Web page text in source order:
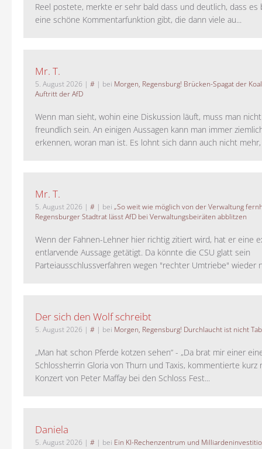
Reel postete, merkte er sehr bald dass und deutlich, dass es
eine schöne Kommentarfunktion gibt, die dann viele au...
Mr. T.
5. August 2026 | # | bei Morgen, Regensburg! Brücken-Spagat der
Auftritt der AfD
Wenn man sieht, wohin eine Diskussion läuft, muss man
freundlich sein. An einigen Aussagen kann man immer
erkennen, woran man ist. Es lohnt sich dann auch nicht mehr,
Mr. T.
5. August 2026 | # | bei „So weit wie möglich von der Verwaltung
Regensburger Stadtrat lässt AfD bei Verwaltungsbeiräten abblitzen
Wenn der Fahnen-Lehner hier richtig zitiert wird, hat er eine
entlarvende Aussage getätigt. Da könnte die CSU glatt sein
Parteiausschlussverfahren wegen "rechter Umtriebe" wieder
Der sich den Wolf schreibt
5. August 2026 | # | bei Morgen, Regensburg! Durchlaucht ist nicht
„Man hat schon Pferde kotzen sehen“ - „Da brat mir einer
Schlossherrin Gloria von Thurn und Taxis, kommentierte kurz
Konzert von Peter Maffay bei den Schloss Fest...
Daniela
5. August 2026 | # | bei Ein KI-Rechenzentrum und